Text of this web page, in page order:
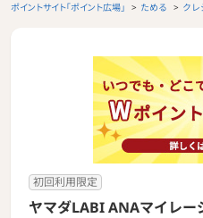
ポイントサイト「ポイント広場」 ためる クレ
初回利用限定
ヤマダLABI ANAマイレー